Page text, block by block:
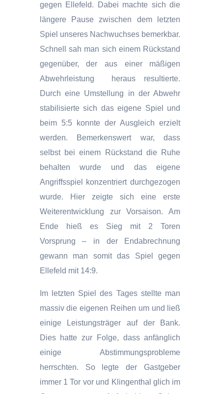
gegen Ellefeld. Dabei machte sich die
längere Pause zwischen dem letzten
Spiel unseres Nachwuchses bemerkbar.
Schnell sah man sich einem Rückstand
gegenüber, der aus einer mäßigen
Abwehrleistung heraus resultierte.
Durch eine Umstellung in der Abwehr
stabilisierte sich das eigene Spiel und
beim 5:5 konnte der Ausgleich erzielt
werden. Bemerkenswert war, dass
selbst bei einem Rückstand die Ruhe
behalten wurde und das eigene
Angriffsspiel konzentriert durchgezogen
wurde. Hier zeigte sich eine erste
Weiterentwicklung zur Vorsaison. Am
Ende hieß es Sieg mit 2 Toren
Vorsprung – in der Endabrechnung
gewann man somit das Spiel gegen
Ellefeld mit 14:9.
Im letzten Spiel des Tages stellte man
massiv die eigenen Reihen um und ließ
einige Leistungsträger auf der Bank.
Dies hatte zur Folge, dass anfänglich
einige Abstimmungsprobleme
herrschten. So legte der Gastgeber
immer 1 Tor vor und Klingenthal glich im